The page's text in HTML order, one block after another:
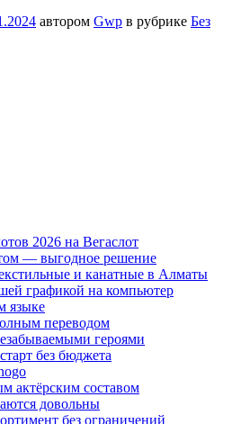
автором Gwp в рубрике Без
2026 на Вегаслот
— выгодное решение
и канатные в Алматы
графикой на компьютер
языке
переводом
героями
без бюджета
актёрским составом
довольны
без ограничений